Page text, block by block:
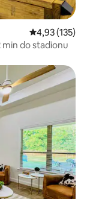
Średnia
4,93 (135)
min do stadionu